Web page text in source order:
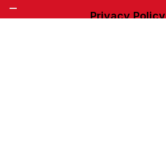
Privacy Policy